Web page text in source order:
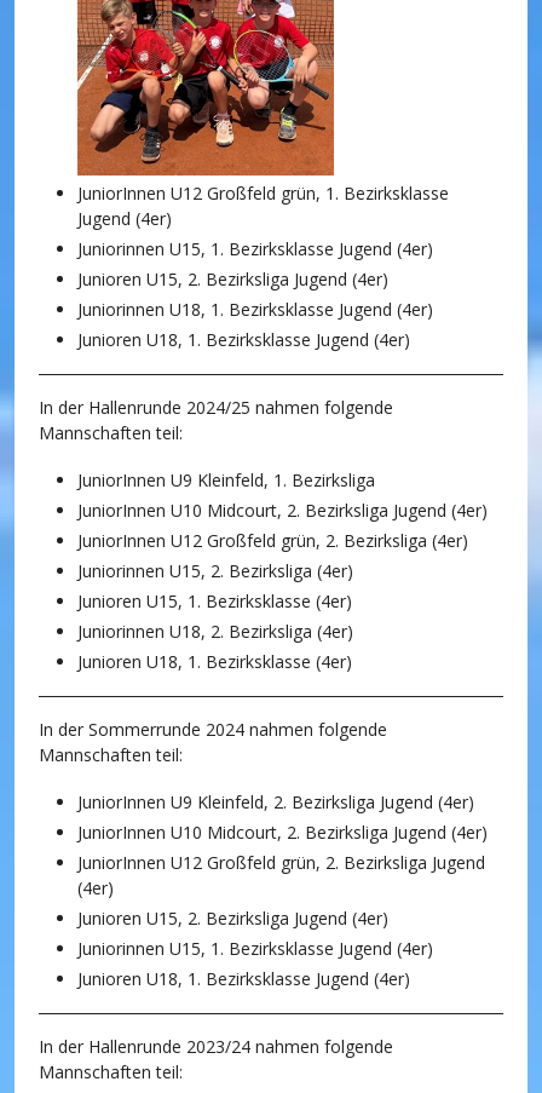
JuniorInnen U12 Großfeld grün, 1. Bezirksklasse
Jugend (4er)
Juniorinnen U15, 1. Bezirksklasse Jugend (4er)
Junioren U15, 2. Bezirksliga Jugend (4er)
Juniorinnen U18, 1. Bezirksklasse Jugend (4er)
Junioren U18, 1. Bezirksklasse Jugend (4er)
In der Hallenrunde 2024/25 nahmen folgende
Mannschaften teil:
JuniorInnen U9 Kleinfeld, 1. Bezirksliga
JuniorInnen U10 Midcourt, 2. Bezirksliga Jugend (4er)
JuniorInnen U12 Großfeld grün, 2. Bezirksliga (4er)
Juniorinnen U15, 2. Bezirksliga (4er)
Junioren U15, 1. Bezirksklasse (4er)
Juniorinnen U18, 2. Bezirksliga (4er)
Junioren U18, 1. Bezirksklasse (4er)
In der Sommerrunde 2024 nahmen folgende
Mannschaften teil:
JuniorInnen U9 Kleinfeld, 2. Bezirksliga Jugend (4er)
JuniorInnen U10 Midcourt, 2. Bezirksliga Jugend (4er)
JuniorInnen U12 Großfeld grün, 2. Bezirksliga Jugend
(4er)
Junioren U15, 2. Bezirksliga Jugend (4er)
Juniorinnen U15, 1. Bezirksklasse Jugend (4er)
Junioren U18, 1. Bezirksklasse Jugend (4er)
In der Hallenrunde 2023/24 nahmen folgende
Mannschaften teil: